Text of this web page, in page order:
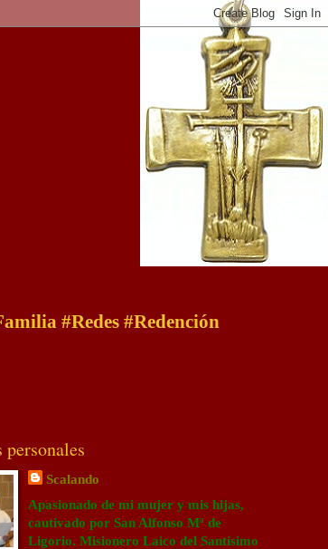
#Redes #Redención
personales
Scalando
Apasionado de mi mujer y mis hijas,
cautivado por San Alfonso Mª de
Ligorio. Misionero Laico del Santísimo